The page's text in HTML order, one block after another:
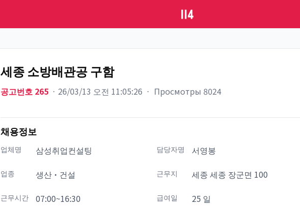
세종 소방배관공 구함
공고번호 265 ㆍ 26/03/13 오전 11:05:26 ㆍ Просмотры 8024
채용정보
업체명 삼성취업컨설팅 담당자명 서영봉
업종 생산·건설 근무지 세종 세종 장군면 100
근무시간 07:00~16:30 급여일 25 일